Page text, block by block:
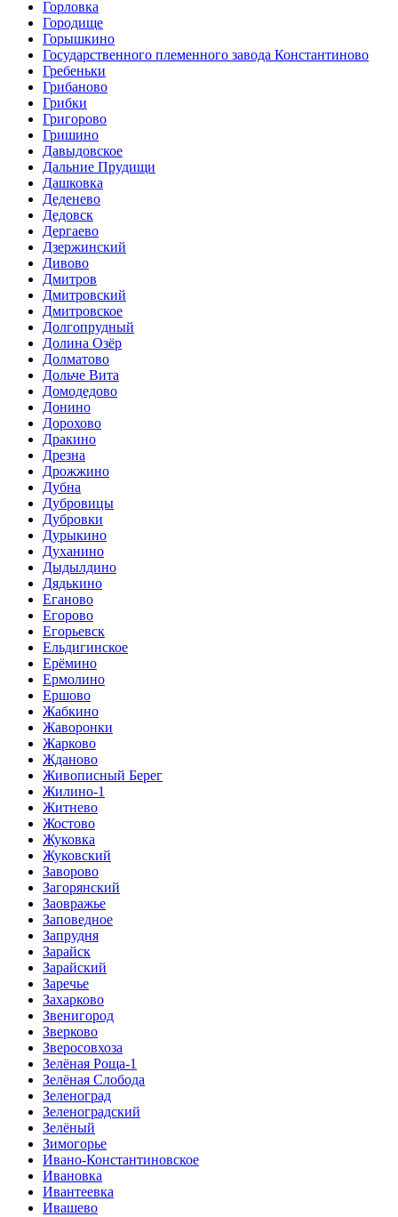
Горловка
Городище
Горышкино
Государственного племенного завода Константиново
Гребеньки
Грибаново
Грибки
Григорово
Гришино
Давыдовское
Дальние Прудищи
Дашковка
Деденево
Дедовск
Дергаево
Дзержинский
Дивово
Дмитров
Дмитровский
Дмитровское
Долгопрудный
Долина Озёр
Долматово
Дольче Вита
Домодедово
Донино
Дорохово
Дракино
Дрезна
Дрожжино
Дубна
Дубровицы
Дубровки
Дурыкино
Духанино
Дыдылдино
Дядькино
Еганово
Егорово
Егорьевск
Ельдигинское
Ерёмино
Ермолино
Ершово
Жабкино
Жаворонки
Жарково
Жданово
Живописный Берег
Жилино-1
Житнево
Жостово
Жуковка
Жуковский
Заворово
Загорянский
Заовражье
Заповедное
Запрудня
Зарайск
Зарайский
Заречье
Захарково
Звенигород
Зверково
Зверосовхоза
Зелёная Роща-1
Зелёная Слобода
Зеленоград
Зеленоградский
Зелёный
Зимогорье
Ивано-Константиновское
Ивановка
Ивантеевка
Ивашево